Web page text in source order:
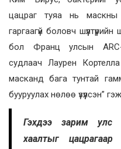
цацраг туяа нь маскны
гаргаагүй боловч
бол Франц улсын ARC-
судлаач Лаурен Кортелла
масканд бага тунтай
бууруулах нөлөө үзүүлсэн”
Гэхдээ зарим улс
хаалтыг